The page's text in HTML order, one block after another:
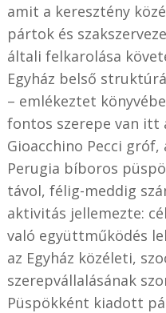
amit a keresztény
pártok és
általi felkarolása
Egyház belső
– emlékeztet
fontos szerepe van itt
Gioacchino Pecci gróf,
Perugia bíboros
távol, félig-meddig
aktivitás jellemezte:
való együttműködés
az Egyház közéleti,
szerepvállalásának
Püspökként kiadott